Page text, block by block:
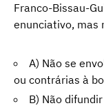
Franco-Bissau-
enunciativo, mas
A) Não se
ou contrárias à
B) Não